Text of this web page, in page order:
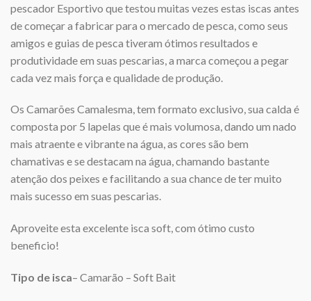
pescador Esportivo que testou muitas vezes estas iscas antes
de começar a fabricar para o mercado de pesca, como seus
amigos e guias de pesca tiveram ótimos resultados e
produtividade em suas pescarias, a marca começou a pegar
cada vez mais força e qualidade de produção.
Os Camarões Camalesma, tem formato exclusivo, sua calda é
composta por 5 lapelas que é mais volumosa, dando um nado
mais atraente e vibrante na água, as cores são bem
chamativas e se destacam na água, chamando bastante
atenção dos peixes e facilitando a sua chance de ter muito
mais sucesso em suas pescarias.
Aproveite esta excelente isca soft, com ótimo custo
beneficio!
Tipo de isca– Camarão – Soft Bait